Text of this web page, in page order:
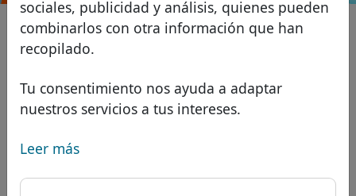
sociales, publicidad y análisis, quienes pueden
combinarlos con otra información que han
recopilado.
Tu consentimiento nos ayuda a adaptar
nuestros servicios a tus intereses.
Leer más
Base de datos de dominios
Dominios africanos
Dominios asiáticos
Dominios europeos
Dominios de Oriente Medio
Dominios norteamericanos
Lista de precios
Descuentos
Transferir
Buscar
Servicios
Protección de ID
Alojamiento DNS
WHOIS
Română
Eesti